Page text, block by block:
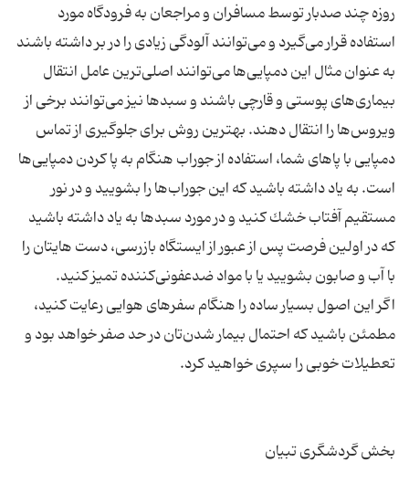
روزه چند صدبار توسط مسافران و مراجعان به فرودگاه مورد
استفاده قرار می‌گیرد و می‌توانند آلودگی زیادی را در بر داشته باشند
به عنوان مثال این دمپایی‌ها می‌توانند اصلی‌ترین عامل انتقال
بیماری‌های پوستی و قارچی باشند و سبدها نیز می‌توانند برخی از
ویروس‌ها را انتقال دهند. بهترین روش برای جلوگیری از تماس
دمپایی با پاهای شما، استفاده از جوراب هنگام به پا كردن دمپایی‌ها
است. به یاد داشته باشید كه این جوراب‌ها را بشویید و در نور
مستقیم آفتاب خشك كنید و در مورد سبدها به یاد داشته باشید
كه در اولین فرصت پس از عبور از ایستگاه بازرسی، دست هایتان را
اگر این اصول بسیار ساده را هنگام سفرهای هوایی رعایت كنید،
مطمئن باشید كه احتمال بیمار شدن‌تان در حد صفر خواهد بود و